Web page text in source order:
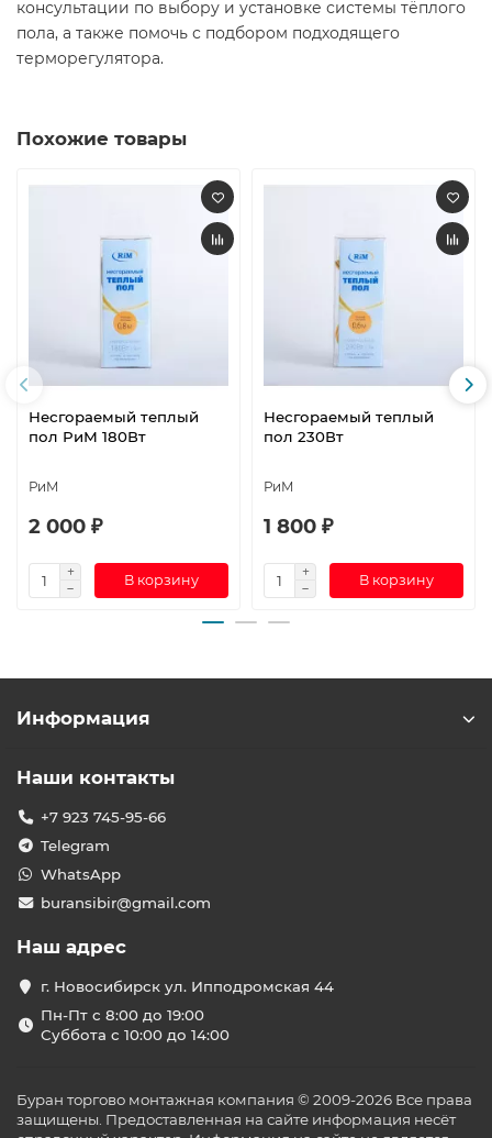
консультации по выбору и установке системы тёплого
пола, а также помочь с подбором подходящего
терморегулятора.
Похожие товары
Несгораемый теплый
пол РиМ 180Вт
РиМ
2 000 ₽
В корзину
Несгораемый теплый
пол 230Вт
РиМ
1 800 ₽
В корзину
Информация
Наши контакты
+7 923 745-95-66
Telegram
WhatsApp
buransibir@gmail.com
Наш адрес
г. Новосибирск ул. Ипподромская 44
Пн-Пт с 8:00 до 19:00
Суббота с 10:00 до 14:00
Буран торгово монтажная компания © 2009-2026 Все права
защищены. Предоставленная на сайте информация несёт